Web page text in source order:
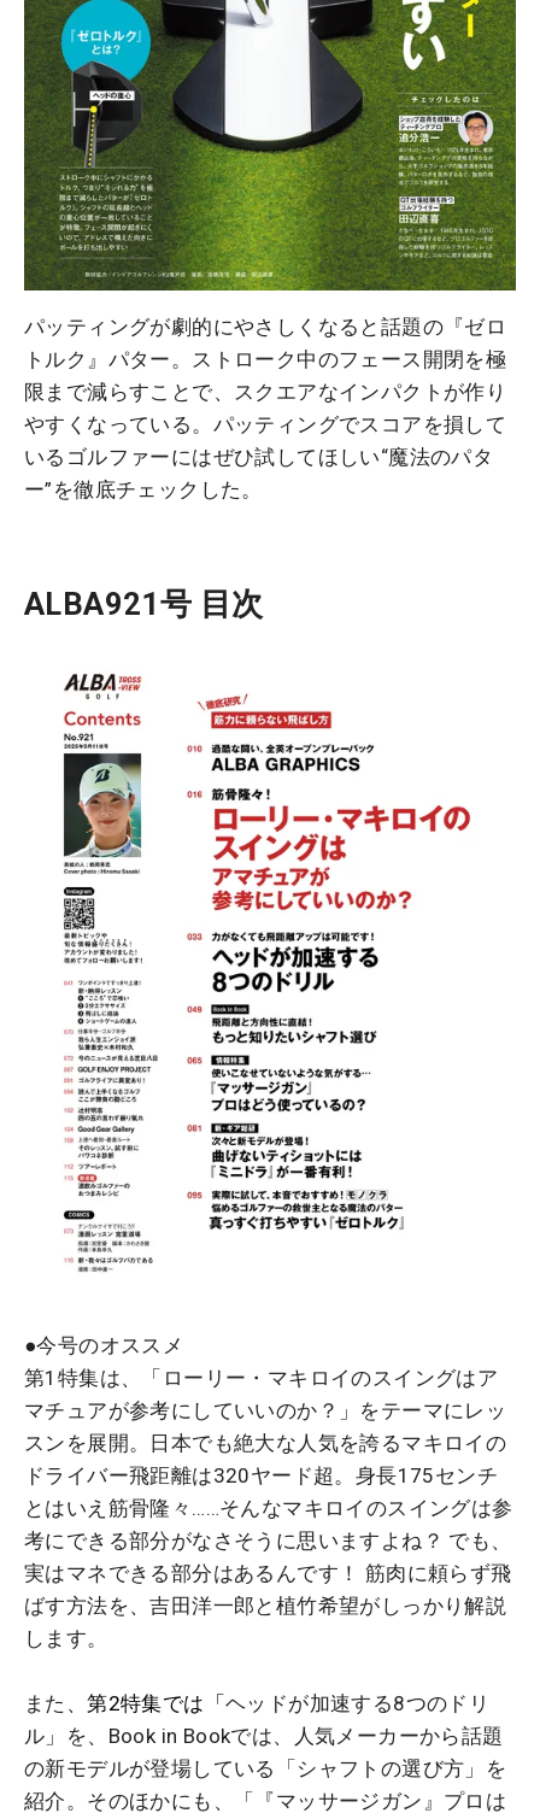
パッティングが劇的にやさしくなると話題の『ゼロ
トルク』パター。ストローク中のフェース開閉を極
限まで減らすことで、スクエアなインパクトが作り
やすくなっている。パッティングでスコアを損して
いるゴルファーにはぜひ試してほしい“魔法のパタ
ー”を徹底チェックした。
ALBA921号 目次
●今号のオススメ
第1特集は、「ローリー・マキロイのスイングはア
マチュアが参考にしていいのか？」をテーマにレッ
スンを展開。日本でも絶大な人気を誇るマキロイの
ドライバー飛距離は320ヤード超。身長175センチ
とはいえ筋骨隆々……そんなマキロイのスイングは参
考にできる部分がなさそうに思いますよね？ でも、
実はマネできる部分はあるんです！ 筋肉に頼らず飛
ばす方法を、吉田洋一郎と植竹希望がしっかり解説
します。
また、第2特集では「ヘッドが加速する8つのドリ
ル」を、Book in Bookでは、人気メーカーから話題
の新モデルが登場している「シャフトの選び方」を
紹介。そのほかにも、「『マッサージガン』プロは